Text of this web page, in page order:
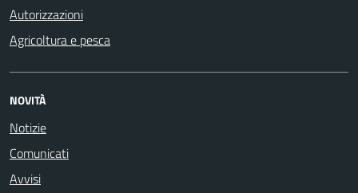
Autorizzazioni
Agricoltura e pesca
NOVITÀ
Notizie
Comunicati
Avvisi